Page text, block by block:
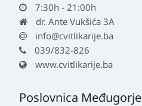
7:30h - 21:00h
dr. Ante Vukšića 3A
info@cvitlikarije.ba
039/832-826
www.cvitlikarije.ba
Poslovnica Međugorje